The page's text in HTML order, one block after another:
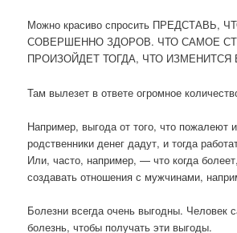
Можно красиво спросить ПРЕДСТАВЬ,
СОВЕРШЕННО ЗДОРОВ. ЧТО САМОЕ
ПРОИЗОЙДЕТ ТОГДА, ЧТО ИЗМЕНИТСЯ
Там вылезет в ответе огромное
Например, выгода от того, что пожалеют
родственники денег дадут, и тогда
Или, часто, например, — что когда
создавать отношения с мужчинами,
Болезни всегда очень выгодны. Человек
болезнь, чтобы получать эти выгоды.